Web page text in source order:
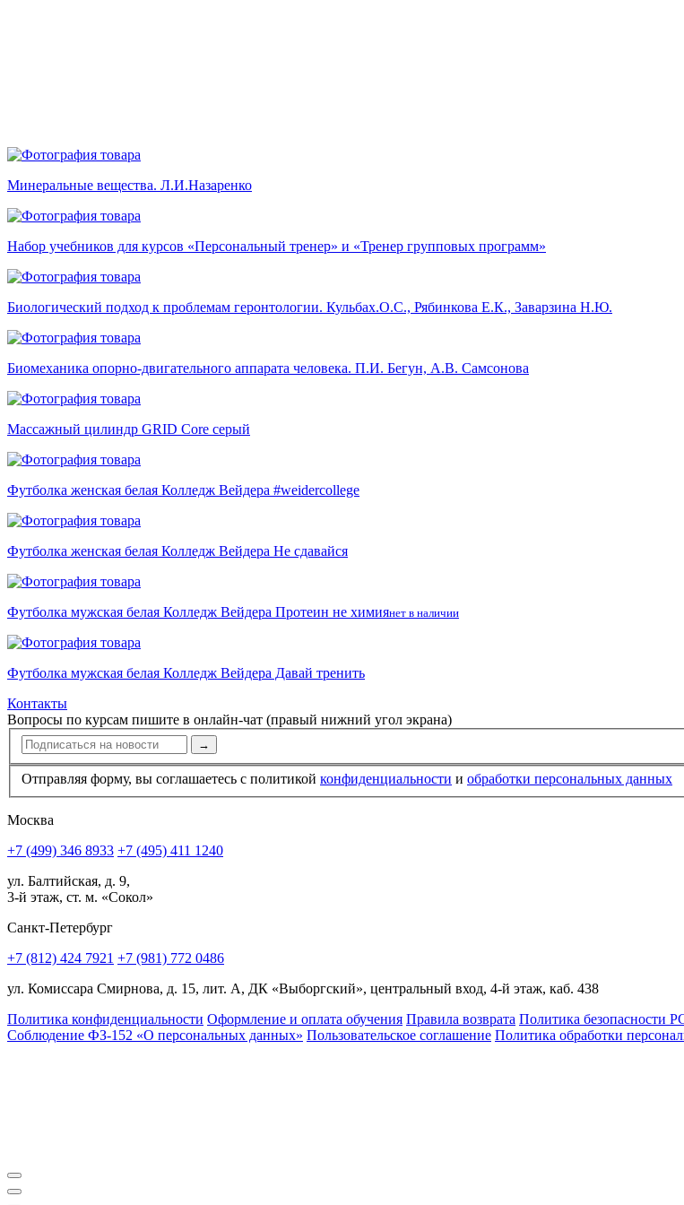
Минеральные вещества. Л.И.Назаренко
Набор учебников для курсов «Персональный тренер» и «Тренер групповых программ»
Биологический подход к проблемам геронтологии. Кульбах.О.С., Рябинкова Е.К., Заварзина Н.Ю.
Биомеханика опорно-двигательного аппарата человека. П.И. Бегун, А.В. Самсонова
Массажный цилиндр GRID Core серый
Футболка женская белая Колледж Вейдера #weidercollege
Футболка женская белая Колледж Вейдера Не сдавайся
Футболка мужская белая Колледж Вейдера Протеин не химиянет в наличии
Футболка мужская белая Колледж Вейдера Давай тренить
Контакты
Вопросы по курсам пишите в онлайн-чат (правый нижний угол экрана)
→
Отправляя форму, вы соглашаетесь с политикой конфи­ден­циальности и обработки персональных данных
Москва
+7 (499) 346 8933 +7 (495) 411 1240
ул. Балтийская, д. 9,
3-й этаж, ст. м. «Сокол»
Санкт-Петербург
+7 (812) 424 7921 +7 (981) 772 0486
ул. Комиссара Смирнова, д. 15, лит. А, ДК «Выборгский», центральный вход, 4-й этаж, каб. 438
Политика конфиденциальности Оформление и оплата обучения Правила возврата Политика безопасности
Соблюдение ФЗ-152 «О персональ­ных данных» Пользовательское соглашение Политика обработки